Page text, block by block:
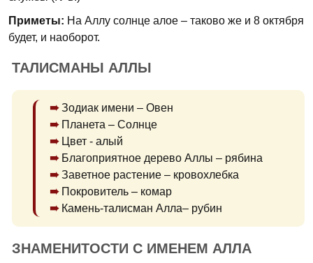
Приметы: На Аллу солнце алое – таково же и 8 октября
будет, и наоборот.
ТАЛИСМАНЫ АЛЛЫ
Зодиак имени – Овен
Планета – Солнце
Цвет - алый
Благоприятное дерево Аллы – рябина
Заветное растение – кровохлебка
Покровитель – комар
Камень-талисман Алла– рубин
ЗНАМЕНИТОСТИ С ИМЕНЕМ АЛЛА